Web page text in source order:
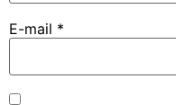
E-mail *